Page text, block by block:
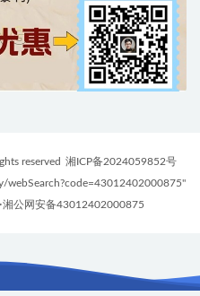
reserved 湘ICP备2024059852号
webSearch?code=43012402000875"
湘公网安备43012402000875